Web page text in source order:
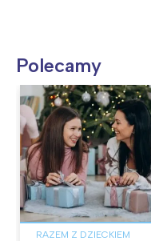
Polecamy
RAZEM Z DZIECKIEM